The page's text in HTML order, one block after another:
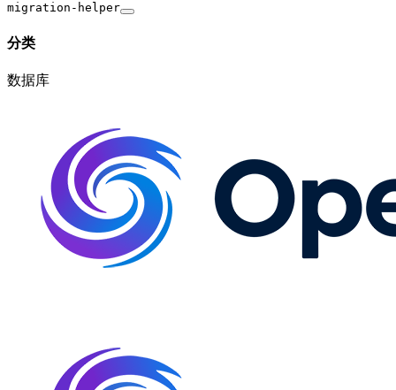
migration-helper
分类
数据库